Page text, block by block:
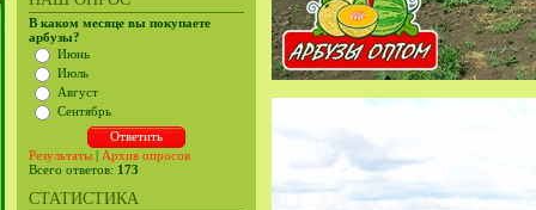
В каком месяце вы покупаете
арбузы?
Июнь
Июль
Август
Сентябрь
Результаты | Архив опросов
Всего ответов: 173
СТАТИСТИКА